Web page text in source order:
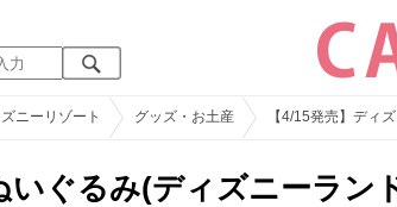
ニーリゾート グッズ・お土産 【4/15発売】ディ
いぐるみ(ディズニーラン